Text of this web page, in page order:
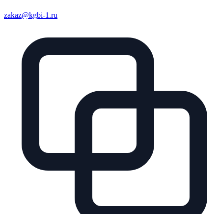
zakaz@kgbi-1.ru